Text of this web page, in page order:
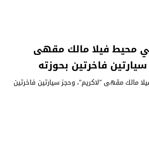
محيط فيلا مالك مقهى
فاخرتين بحوزته